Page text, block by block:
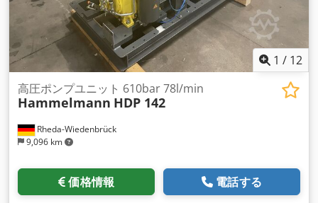
1 / 12
Rheda-Wiedenbrück
9,096 km
高圧ポンプユニット 610bar 78l/min
Hammelmann HDP 142
価格情報 電話する